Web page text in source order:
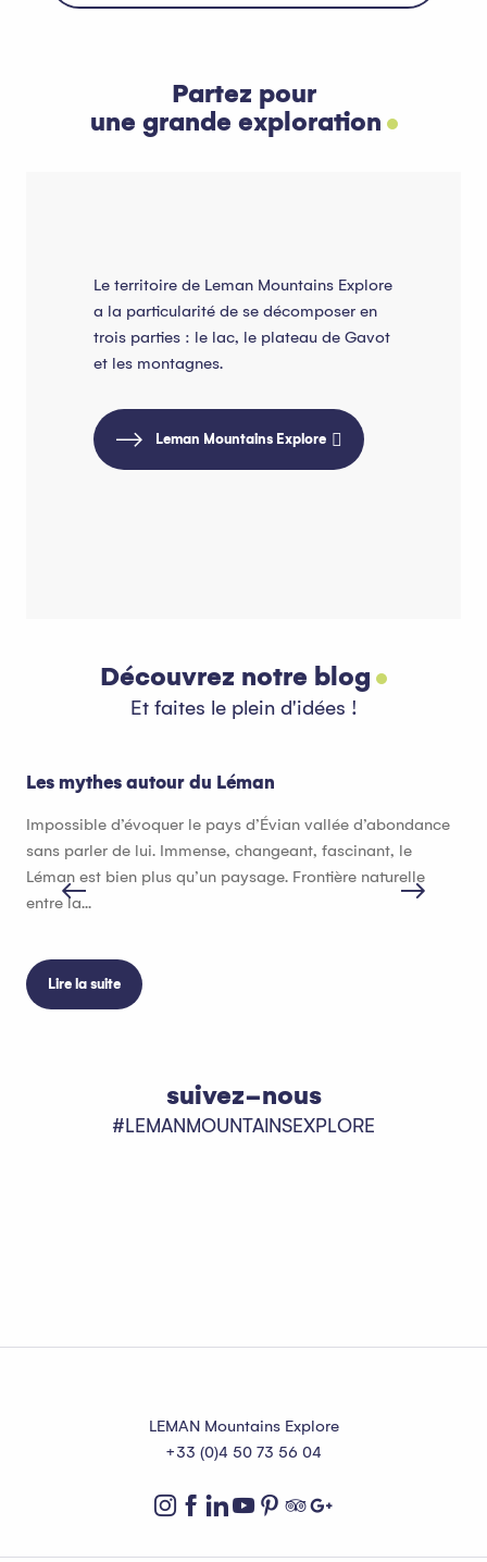
Partez pour
une grande exploration
Le territoire de Leman Mountains Explore
a la particularité de se décomposer en
trois parties : le lac, le plateau de Gavot
et les montagnes.
Leman Mountains Explore
Découvrez notre blog
Et faites le plein d'idées !
Les mythes autour du Léman
Impossible d’évoquer le pays d’Évian vallée d’abondance
sans parler de lui. Immense, changeant, fascinant, le
Léman est bien plus qu’un paysage. Frontière naturelle
entre la...
Lire la suite
suivez-nous
#LEMANMOUNTAINSEXPLORE
LEMAN Mountains Explore
+33 (0)4 50 73 56 04